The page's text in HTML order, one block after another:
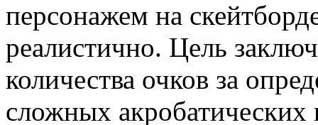
персонажем на
реалистично. Цель
количества очков за
сложных акробатических